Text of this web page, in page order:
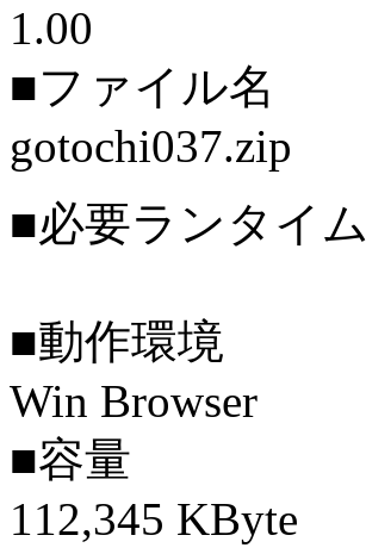
1.00
■ファイル名
gotochi037.zip
■必要ランタイム
■動作環境
Win Browser
■容量
112,345 KByte